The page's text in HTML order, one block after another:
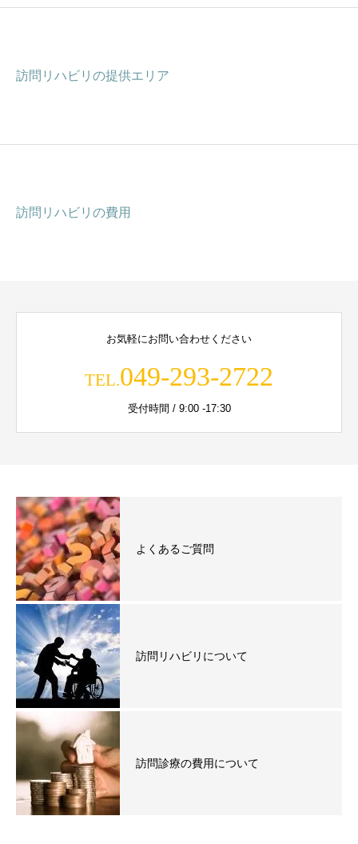
訪問リハビリの提供エリア
訪問リハビリの費用
お気軽にお問い合わせください
TEL.049-293-2722
受付時間 / 9:00 -17:30
よくあるご質問
訪問リハビリについて
訪問診療の費用について